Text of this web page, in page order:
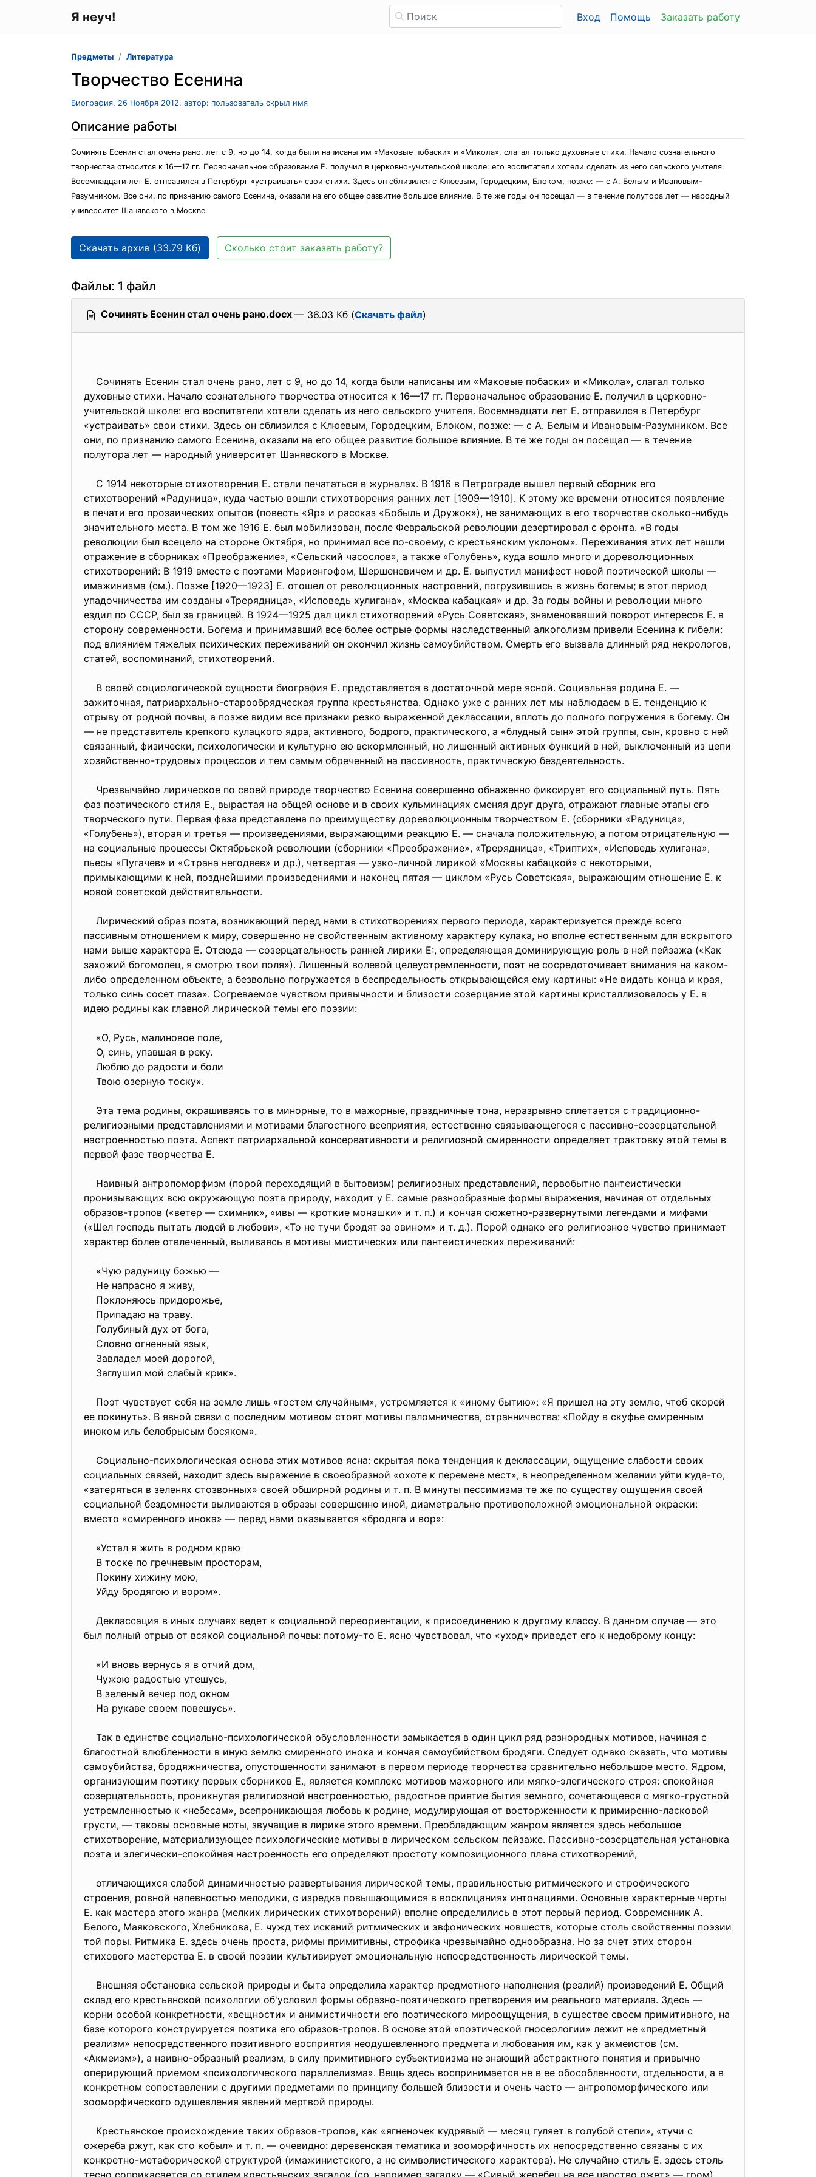
Я неуч! Вход Помощь Заказать работу
Предметы Литература
Творчество Есенина
Биография, 26 Ноября 2012, автор: пользователь скрыл имя
Описание работы
Сочинять Есенин стал очень рано, лет с 9, но до 14, когда были написаны им «Маковые побаски» и «Микола», слагал только духовные стихи. Начало сознательного
творчества относится к 16—17 гг. Первоначальное образование Е. получил в церковно-учительской школе: его воспитатели хотели сделать из него сельского учителя.
Восемнадцати лет Е. отправился в Петербург «устраивать» свои стихи. Здесь он сблизился с Клюевым, Городецким, Блоком, позже: — с А. Белым и Ивановым-
Разумником. Все они, по признанию самого Есенина, оказали на его общее развитие большое влияние. В те же годы он посещал — в течение полутора лет — народный
университет Шанявского в Москве.
Скачать архив (33.79 Кб) Сколько стоит заказать работу?
Файлы: 1 файл
Сочинять Есенин стал очень рано.docx — 36.03 Кб (Скачать файл)
Сочинять Есенин стал очень рано, лет с 9, но до 14, когда были написаны им «Маковые побаски» и «Микола», слагал только
духовные стихи. Начало сознательного творчества относится к 16—17 гг. Первоначальное образование Е. получил в церковно-
учительской школе: его воспитатели хотели сделать из него сельского учителя. Восемнадцати лет Е. отправился в Петербург
«устраивать» свои стихи. Здесь он сблизился с Клюевым, Городецким, Блоком, позже: — с А. Белым и Ивановым-Разумником. Все
они, по признанию самого Есенина, оказали на его общее развитие большое влияние. В те же годы он посещал — в течение
полутора лет — народный университет Шанявского в Москве.
С 1914 некоторые стихотворения Е. стали печататься в журналах. В 1916 в Петрограде вышел первый сборник его
стихотворений «Радуница», куда частью вошли стихотворения ранних лет [1909—1910]. К этому же времени относится появление
в печати его прозаических опытов (повесть «Яр» и рассказ «Бобыль и Дружок»), не занимающих в его творчестве сколько-нибудь
значительного места. В том же 1916 Е. был мобилизован, после Февральской революции дезертировал с фронта. «В годы
революции был всецело на стороне Октября, но принимал все по-своему, с крестьянским уклоном». Переживания этих лет нашли
отражение в сборниках «Преображение», «Сельский часослов», а также «Голубень», куда вошло много и дореволюционных
стихотворений: В 1919 вместе с поэтами Мариенгофом, Шершеневичем и др. Е. выпустил манифест новой поэтической школы —
имажинизма (см.). Позже [1920—1923] Е. отошел от революционных настроений, погрузившись в жизнь богемы; в этот период
упадочничества им созданы «Трерядница», «Исповедь хулигана», «Москва кабацкая» и др. За годы войны и революции много
ездил по СССР, был за границей. В 1924—1925 дал цикл стихотворений «Русь Советская», знаменовавший поворот интересов Е. в
сторону современности. Богема и принимавший все более острые формы наследственный алкоголизм привели Есенина к гибели:
под влиянием тяжелых психических переживаний он окончил жизнь самоубийством. Смерть его вызвала длинный ряд некрологов,
статей, воспоминаний, стихотворений.
В своей социологической сущности биография Е. представляется в достаточной мере ясной. Социальная родина Е. —
зажиточная, патриархально-старообрядческая группа крестьянства. Однако уже с ранних лет мы наблюдаем в Е. тенденцию к
отрыву от родной почвы, а позже видим все признаки резко выраженной деклассации, вплоть до полного погружения в богему. Он
— не представитель крепкого кулацкого ядра, активного, бодрого, практического, а «блудный сын» этой группы, сын, кровно с ней
связанный, физически, психологически и культурно ею вскормленный, но лишенный активных функций в ней, выключенный из цепи
хозяйственно-трудовых процессов и тем самым обреченный на пассивность, практическую бездеятельность.
Чрезвычайно лирическое по своей природе творчество Есенина совершенно обнаженно фиксирует его социальный путь. Пять
фаз поэтического стиля Е., вырастая на общей основе и в своих кульминациях сменяя друг друга, отражают главные этапы его
творческого пути. Первая фаза представлена по преимуществу дореволюционным творчеством Е. (сборники «Радуница»,
«Голубень»), вторая и третья — произведениями, выражающими реакцию Е. — сначала положительную, а потом отрицательную —
на социальные процессы Октябрьской революции (сборники «Преображение», «Трерядница», «Триптих», «Исповедь хулигана»,
пьесы «Пугачев» и «Страна негодяев» и др.), четвертая — узко-личной лирикой «Москвы кабацкой» с некоторыми,
примыкающими к ней, позднейшими произведениями и наконец пятая — циклом «Русь Советская», выражающим отношение Е. к
новой советской действительности.
Лирический образ поэта, возникающий перед нами в стихотворениях первого периода, характеризуется прежде всего
пассивным отношением к миру, совершенно не свойственным активному характеру кулака, но вполне естественным для вскрытого
нами выше характера Е. Отсюда — созерцательность ранней лирики Е:, определяющая доминирующую роль в ней пейзажа («Как
захожий богомолец, я смотрю твои поля»). Лишенный волевой целеустремленности, поэт не сосредоточивает внимания на каком-
либо определенном объекте, а безвольно погружается в беспредельность открывающейся ему картины: «Не видать конца и края,
только синь сосет глаза». Согреваемое чувством привычности и близости созерцание этой картины кристаллизовалось у Е. в
идею родины как главной лирической темы его поэзии:
«О, Русь, малиновое поле,
О, синь, упавшая в реку.
Люблю до радости и боли
Твою озерную тоску».
Эта тема родины, окрашиваясь то в минорные, то в мажорные, праздничные тона, неразрывно сплетается с традиционно-
религиозными представлениями и мотивами благостного всеприятия, естественно связывающегося с пассивно-созерцательной
настроенностью поэта. Аспект патриархальной консервативности и религиозной смиренности определяет трактовку этой темы в
первой фазе творчества Е.
Наивный антропоморфизм (порой переходящий в бытовизм) религиозных представлений, первобытно пантеистически
пронизывающих всю окружающую поэта природу, находит у Е. самые разнообразные формы выражения, начиная от отдельных
образов-тропов («ветер — схимник», «ивы — кроткие монашки» и т. п.) и кончая сюжетно-развернутыми легендами и мифами
(«Шел господь пытать людей в любови», «То не тучи бродят за овином» и т. д.). Порой однако его религиозное чувство принимает
характер более отвлеченный, выливаясь в мотивы мистических или пантеистических переживаний:
«Чую радуницу божью —
Не напрасно я живу,
Поклоняюсь придорожье,
Припадаю на траву.
Голубиный дух от бога,
Словно огненный язык,
Завладел моей дорогой,
Заглушил мой слабый крик».
Поэт чувствует себя на земле лишь «гостем случайным», устремляется к «иному бытию»: «Я пришел на эту землю, чтоб скорей
ее покинуть». В явной связи с последним мотивом стоят мотивы паломничества, странничества: «Пойду в скуфье смиренным
иноком иль белобрысым босяком».
Социально-психологическая основа этих мотивов ясна: скрытая пока тенденция к деклассации, ощущение слабости своих
социальных связей, находит здесь выражение в своеобразной «охоте к перемене мест», в неопределенном желании уйти куда-то,
«затеряться в зеленях стозвонных» своей обширной родины и т. п. В минуты пессимизма те же по существу ощущения своей
социальной бездомности выливаются в образы совершенно иной, диаметрально противоположной эмоциональной окраски:
вместо «смиренного инока» — перед нами оказывается «бродяга и вор»:
«Устал я жить в родном краю
В тоске по гречневым просторам,
Покину хижину мою,
Уйду бродягою и вором».
Деклассация в иных случаях ведет к социальной переориентации, к присоединению к другому классу. В данном случае — это
был полный отрыв от всякой социальной почвы: потому-то Е. ясно чувствовал, что «уход» приведет его к недоброму концу:
«И вновь вернусь я в отчий дом,
Чужою радостью утешусь,
В зеленый вечер под окном
На рукаве своем повешусь».
Так в единстве социально-психологической обусловленности замыкается в один цикл ряд разнородных мотивов, начиная с
благостной влюбленности в иную землю смиренного инока и кончая самоубийством бродяги. Следует однако сказать, что мотивы
самоубийства, бродяжничества, опустошенности занимают в первом периоде творчества сравнительно небольшое место. Ядром,
организующим поэтику первых сборников Е., является комплекс мотивов мажорного или мягко-элегического строя: спокойная
созерцательность, проникнутая религиозной настроенностью, радостное приятие бытия земного, сочетающееся с мягко-грустной
устремленностью к «небесам», всепроникающая любовь к родине, модулирующая от восторженности к примиренно-ласковой
грусти, — таковы основные ноты, звучащие в лирике этого времени. Преобладающим жанром является здесь небольшое
стихотворение, материализующее психологические мотивы в лирическом сельском пейзаже. Пассивно-созерцательная установка
поэта и элегически-спокойная настроенность его определяют простоту композиционного плана стихотворений,
отличающихся слабой динамичностью развертывания лирической темы, правильностью ритмического и строфического
строения, ровной напевностью мелодики, с изредка повышающимися в восклицаниях интонациями. Основные характерные черты
Е. как мастера этого жанра (мелких лирических стихотворений) вполне определились в этот первый период. Современник А.
Белого, Маяковского, Хлебникова, Е. чужд тех исканий ритмических и эвфонических новшеств, которые столь свойственны поэзии
той поры. Ритмика Е. здесь очень проста, рифмы примитивны, строфика чрезвычайно однообразна. Но за счет этих сторон
стихового мастерства Е. в своей поэзии культивирует эмоциональную непосредственность лирической темы.
Внешняя обстановка сельской природы и быта определила характер предметного наполнения (реалий) произведений Е. Общий
склад его крестьянской психологии об'условил формы образно-поэтического претворения им реального материала. Здесь —
корни особой конкретности, «вещности» и анимистичности его поэтического мироощущения, в существе своем примитивного, на
базе которого конструируется поэтика его образов-тропов. В основе этой «поэтической гносеологии» лежит не «предметный
реализм» непосредственного позитивного восприятия неодушевленного предмета и любования им, как у акмеистов (см.
«Акмеизм»), а наивно-образный реализм, в силу примитивного субъективизма не знающий абстрактного понятия и привычно
оперирующий приемом «психологического параллелизма». Вещь здесь воспринимается не в ее обособленности, отдельности, а в
конкретном сопоставлении с другими предметами по принципу большей близости и очень часто — антропоморфического или
зооморфического одушевления явлений мертвой природы.
Крестьянское происхождение таких образов-тропов, как «ягненочек кудрявый — месяц гуляет в голубой степи», «тучи с
ожереба ржут, как сто кобыл» и т. п. — очевидно: деревенская тематика и зооморфичность их непосредственно связаны с их
конкретно-метафорической структурой (имажинистского, а не символистического характера). Не случайно стиль Е. здесь столь
тесно соприкасается со стилем крестьянских загадок (ср. например загадку — «Сивый жеребец на все царство ржет» — гром).